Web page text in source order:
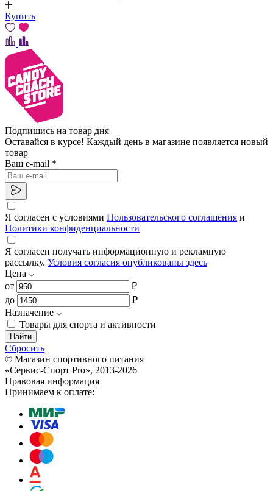
Купить
Подпишись на товар дня
Оставайся в курсе! Каждый день в магазине появляется новый
товар
Ваш e-mail *
Я согласен с условиями Пользовательского соглашения и
Политики конфиденциальности
Я согласен получать информационную и рекламную
рассылку. Условия согласия опубликованы здесь
Цена
от
₽
до
₽
Назначение
Товары для спорта и активности
Найти
Сбросить
© Магазин спортивного питания
«Сервис-Спорт Pro», 2013-2026
Правовая информация
Принимаем к оплате: